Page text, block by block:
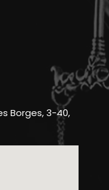
Borges, 3-40,